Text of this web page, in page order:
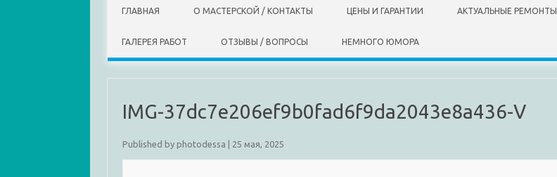
ГЛАВНАЯ О МАСТЕРСКОЙ / КОНТАКТЫ ЦЕНЫ И ГАРАНТИИ АКТУАЛЬНЫЕ РЕМОНТЫ
ГАЛЕРЕЯ РАБОТ ОТЗЫВЫ / ВОПРОСЫ НЕМНОГО ЮМОРА
IMG-37dc7e206ef9b0fad6f9da2043e8a436-V
Published by photodessa 25 мая, 2025